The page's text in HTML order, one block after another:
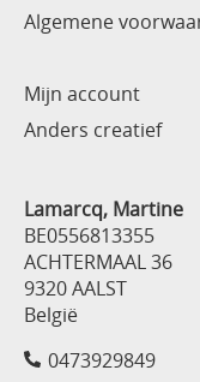
Algemene
Mijn account
Anders creatief
Lamarcq, Martine
BE0556813355
ACHTERMAAL 36
9320 AALST
België
0473929849